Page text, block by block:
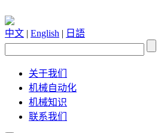
中文 | English | 日語
关于我们
机械自动化
机械知识
联系我们